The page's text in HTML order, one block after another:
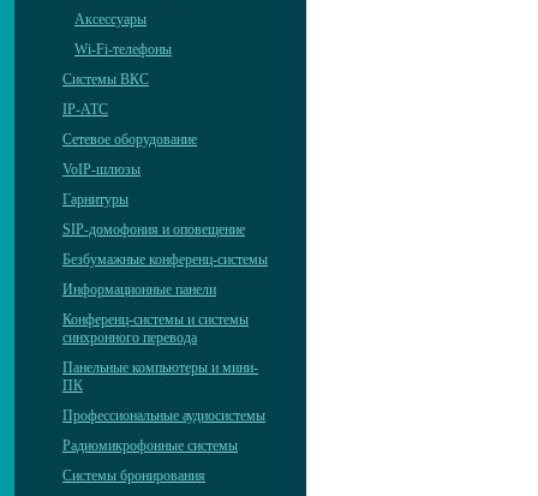
Аксессуары
Wi-Fi-телефоны
Системы ВКС
IP-АТС
Сетевое оборудование
VoIP-шлюзы
Гарнитуры
SIP-домофония и оповещение
Безбумажные конференц-системы
Информационные панели
Конференц-системы и системы
синхронного перевода
Панельные компьютеры и мини-
ПК
Профессиональные аудиосистемы
Радиомикрофонные системы
Системы бронирования